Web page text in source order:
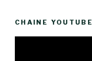
CHAINE YOUTUBE